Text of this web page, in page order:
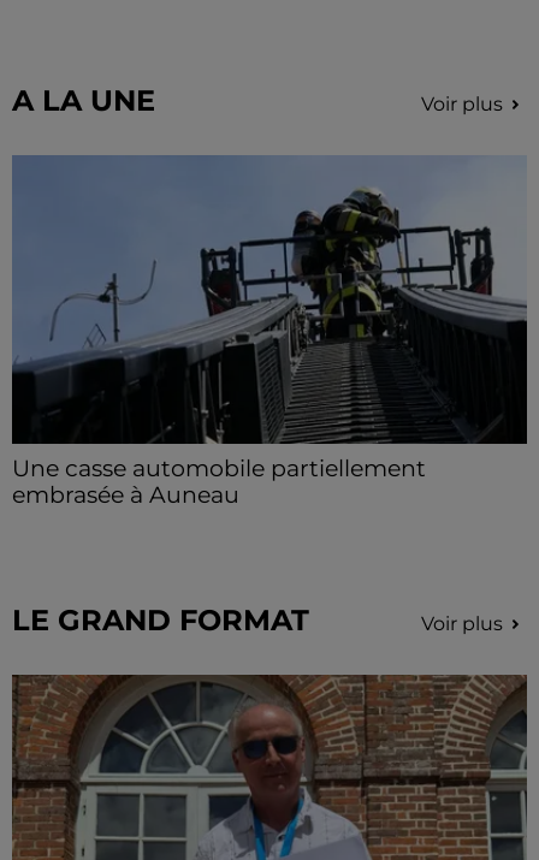
A LA UNE Voir plus
Une casse automobile partiellement
embrasée à Auneau
LE GRAND FORMAT Voir plus